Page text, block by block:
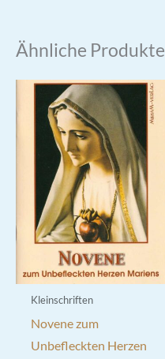
Ähnliche Produkte
Kleinschriften
Novene zum
Unbefleckten Herzen